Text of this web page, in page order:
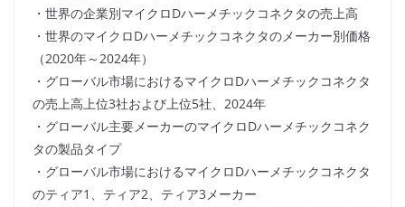
・世界の企業別マイクロDハーメチックコネクタの売上高
・世界のマイクロDハーメチックコネクタのメーカー別価格
（2020年～2024年）
・グローバル市場におけるマイクロDハーメチックコネクタ
の売上高上位3社および上位5社、2024年
・グローバル主要メーカーのマイクロDハーメチックコネク
タの製品タイプ
・グローバル市場におけるマイクロDハーメチックコネクタ
のティア1、ティア2、ティア3メーカー